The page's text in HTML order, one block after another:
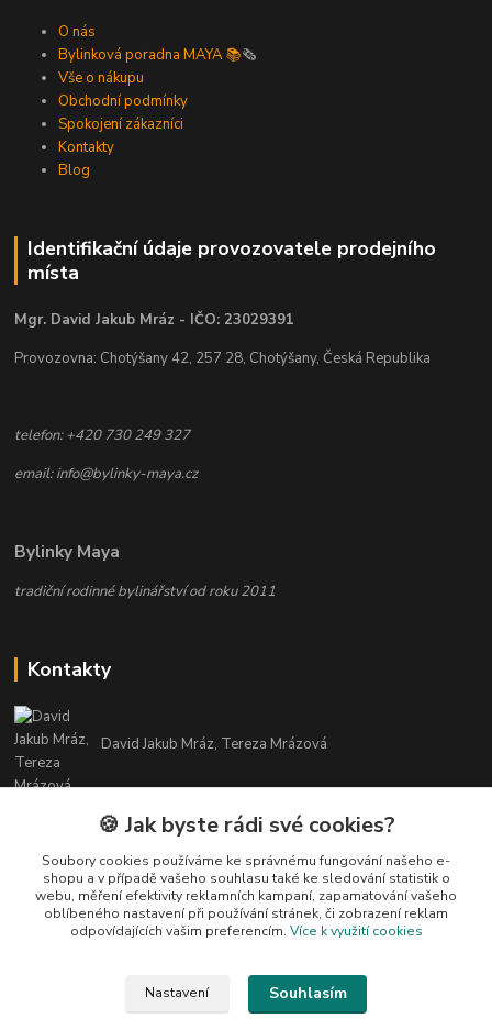
O nás
Bylinková poradna MAYA 📚🗞️
Vše o nákupu
Obchodní podmínky
Spokojení zákazníci
Kontakty
Blog
Identifikační údaje provozovatele prodejního
místa
Mgr. David Jakub Mráz - IČO: 23029391
Provozovna: Chotýšany 42, 257 28, Chotýšany, Česká Republika
telefon: +420 730 249 327
email: info@bylinky-maya.cz
Bylinky Maya
tradiční rodinné bylinářství od roku 2011
Kontakty
David Jakub Mráz, Tereza Mrázová
info@bylinky-maya.cz
🍪 Jak byste rádi své cookies?
Soubory cookies používáme ke správnému fungování našeho e-
shopu a v případě vašeho souhlasu také ke sledování statistik o
webu, měření efektivity reklamních kampaní, zapamatování vašeho
oblíbeného nastavení při používání stránek, či zobrazení reklam
odpovídajících vašim preferencím. Více k využití cookies
Nastavení Souhlasím